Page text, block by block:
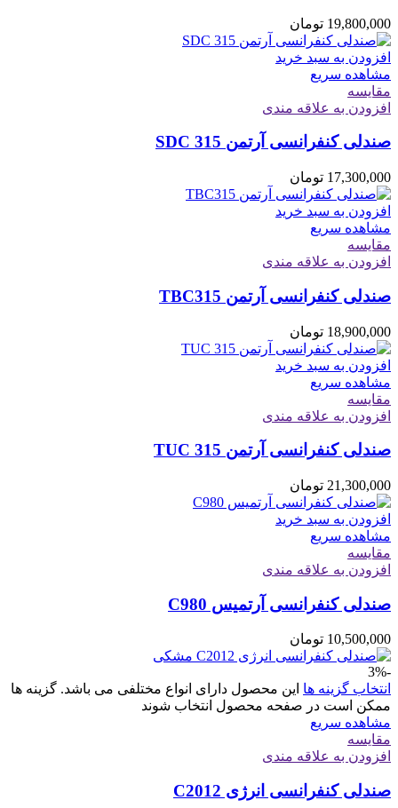
19,800,000 تومان
افزودن به سبد خرید
مشاهده سریع
مقایسه
افزودن به علاقه مندی
صندلی کنفرانسی آرتمن SDC 315
17,300,000 تومان
افزودن به سبد خرید
مشاهده سریع
مقایسه
افزودن به علاقه مندی
صندلی کنفرانسی آرتمن TBC315
18,900,000 تومان
افزودن به سبد خرید
مشاهده سریع
مقایسه
افزودن به علاقه مندی
صندلی کنفرانسی آرتمن TUC 315
21,300,000 تومان
افزودن به سبد خرید
مشاهده سریع
مقایسه
افزودن به علاقه مندی
صندلی کنفرانسی آرتمیس C980
10,500,000 تومان
-3%
انتخاب گزینه ها این محصول دارای انواع مختلفی می باشد. گزینه ها
ممکن است در صفحه محصول انتخاب شوند
مشاهده سریع
مقایسه
افزودن به علاقه مندی
صندلی کنفرانسی انرژی C2012